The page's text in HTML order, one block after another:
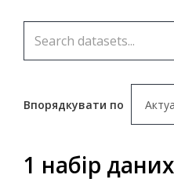
Впорядкувати по
1 набір